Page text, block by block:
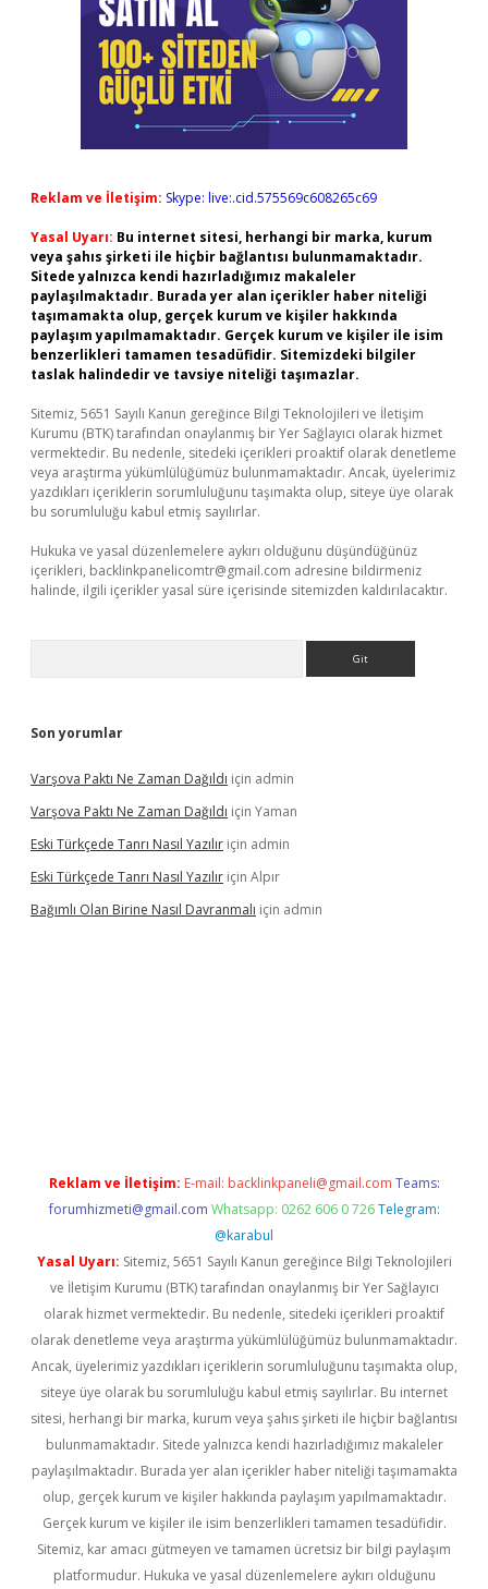
Reklam ve İletişim: Skype: live:.cid.575569c608265c69
Yasal Uyarı: Bu internet sitesi, herhangi bir marka, kurum
veya şahıs şirketi ile hiçbir bağlantısı bulunmamaktadır.
Sitede yalnızca kendi hazırladığımız makaleler
paylaşılmaktadır. Burada yer alan içerikler haber niteliği
taşımamakta olup, gerçek kurum ve kişiler hakkında
paylaşım yapılmamaktadır. Gerçek kurum ve kişiler ile isim
benzerlikleri tamamen tesadüfidir. Sitemizdeki bilgiler
taslak halindedir ve tavsiye niteliği taşımazlar.
Sitemiz, 5651 Sayılı Kanun gereğince Bilgi Teknolojileri ve İletişim
Kurumu (BTK) tarafından onaylanmış bir Yer Sağlayıcı olarak hizmet
vermektedir. Bu nedenle, sitedeki içerikleri proaktif olarak denetleme
veya araştırma yükümlülüğümüz bulunmamaktadır. Ancak, üyelerimiz
yazdıkları içeriklerin sorumluluğunu taşımakta olup, siteye üye olarak
bu sorumluluğu kabul etmiş sayılırlar.
Hukuka ve yasal düzenlemelere aykırı olduğunu düşündüğünüz
içerikleri, backlinkpanelicomtr@gmail.com adresine bildirmeniz
halinde, ilgili içerikler yasal süre içerisinde sitemizden kaldırılacaktır.
Son yorumlar
Varşova Paktı Ne Zaman Dağıldı için admin
Varşova Paktı Ne Zaman Dağıldı için Yaman
Eski Türkçede Tanrı Nasıl Yazılır için admin
Eski Türkçede Tanrı Nasıl Yazılır için Alpır
Bağımlı Olan Birine Nasıl Davranmalı için admin
Reklam ve İletişim: E-mail: backlinkpaneli@gmail.com Teams:
forumhizmeti@gmail.com Whatsapp: 0262 606 0 726 Telegram:
@karabul
Yasal Uyarı: Sitemiz, 5651 Sayılı Kanun gereğince Bilgi Teknolojileri
ve İletişim Kurumu (BTK) tarafından onaylanmış bir Yer Sağlayıcı
olarak hizmet vermektedir. Bu nedenle, sitedeki içerikleri proaktif
olarak denetleme veya araştırma yükümlülüğümüz bulunmamaktadır.
Ancak, üyelerimiz yazdıkları içeriklerin sorumluluğunu taşımakta olup,
siteye üye olarak bu sorumluluğu kabul etmiş sayılırlar. Bu internet
sitesi, herhangi bir marka, kurum veya şahıs şirketi ile hiçbir bağlantısı
bulunmamaktadır. Sitede yalnızca kendi hazırladığımız makaleler
paylaşılmaktadır. Burada yer alan içerikler haber niteliği taşımamakta
olup, gerçek kurum ve kişiler hakkında paylaşım yapılmamaktadır.
Gerçek kurum ve kişiler ile isim benzerlikleri tamamen tesadüfidir.
Sitemiz, kar amacı gütmeyen ve tamamen ücretsiz bir bilgi paylaşım
platformudur. Hukuka ve yasal düzenlemelere aykırı olduğunu